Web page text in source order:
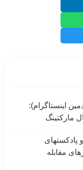
اینستاگرام):
مارکتینگ
پادکستهای
مقابله